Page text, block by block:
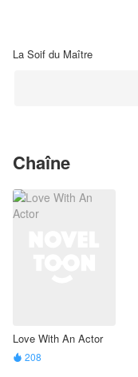
La Soif du Maître
Chaîne
Love With An Actor
 208